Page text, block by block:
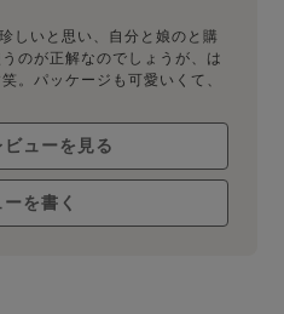
しいと思い、自分と娘のと購
のが正解なのでしょうが、は
。パッケージも可愛いくて、
ューを見る
を書く